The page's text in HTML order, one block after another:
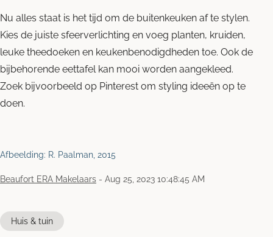
Nu alles staat is het tijd om de buitenkeuken af te stylen.
Kies de juiste sfeerverlichting en voeg planten, kruiden,
leuke theedoeken en keukenbenodigdheden toe. Ook de
bijbehorende eettafel kan mooi worden aangekleed.
Zoek bijvoorbeeld op Pinterest om styling ideeën op te
doen.
Afbeelding: R. Paalman, 2015
Beaufort ERA Makelaars - Aug 25, 2023 10:48:45 AM
Huis & tuin